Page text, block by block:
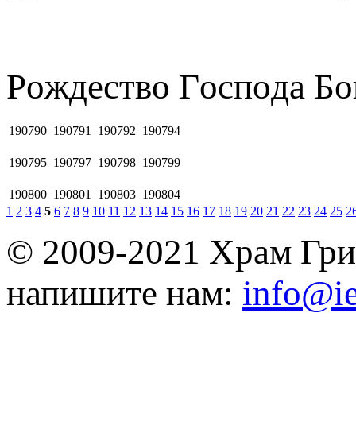
Рoждecтвo Гocпoдa
190790 190791 190792 190794
190795 190797 190798 190799
190800 190801 190803 190804
1 2 3 4 5 6 7 8 9 10 11 12 13 14 15 16 17 18 19 20 21 22 23 24 25
© 2009-2021 Храм
напишите нам: